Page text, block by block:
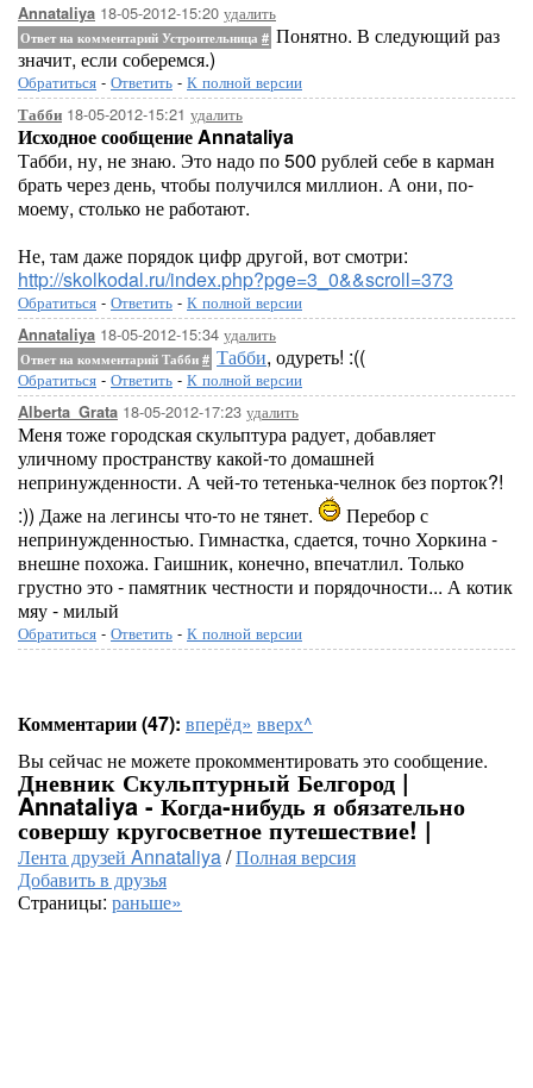
Annataliya 18-05-2012-15:20 удалить
Ответ на комментарий Устроительница # Понятно. В следующий раз
значит, если соберемся.)
Обратиться - Ответить - К полной версии
Табби 18-05-2012-15:21 удалить
Исходное сообщение Annataliya
Табби, ну, не знаю. Это надо по 500 рублей себе в карман
брать через день, чтобы получился миллион. А они, по-
моему, столько не работают.
Не, там даже порядок цифр другой, вот смотри:
http://skolkodal.ru/index.php?pge=3_0&&scroll=373
Обратиться - Ответить - К полной версии
Annataliya 18-05-2012-15:34 удалить
Ответ на комментарий Табби # Табби, одуреть! :((
Обратиться - Ответить - К полной версии
Alberta_Grata 18-05-2012-17:23 удалить
Меня тоже городская скульптура радует, добавляет
уличному пространству какой-то домашней
непринужденности. А чей-то тетенька-челнок без порток?!
:)) Даже на легинсы что-то не тянет.
Перебор с
непринужденностью. Гимнастка, сдается, точно Хоркина -
внешне похожа. Гаишник, конечно, впечатлил. Только
грустно это - памятник честности и порядочности... А котик
мяу - милый
Обратиться - Ответить - К полной версии
Комментарии (47): вперёд» вверх^
Вы сейчас не можете прокомментировать это сообщение.
Дневник Скульптурный Белгород |
Annataliya - Когда-нибудь я обязательно
совершу кругосветное путешествие! |
Лента друзей Annataliya/Полная версия
Добавить в друзья
Страницы: раньше»